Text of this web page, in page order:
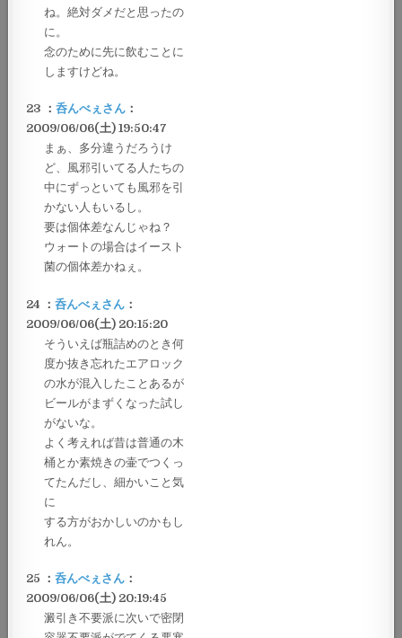
ね。絶対ダメだと思ったの
に。
念のために先に飲むことに
しますけどね。
23 ：呑んべぇさん ：
2009/06/06(土) 19:50:47
まぁ、多分違うだろうけ
ど、風邪引いてる人たちの
中にずっといても風邪を引
かない人もいるし。
要は個体差なんじゃね？
ウォートの場合はイースト
菌の個体差かねぇ。
24 ：呑んべぇさん ：
2009/06/06(土) 20:15:20
そういえば瓶詰めのとき何
度か抜き忘れたエアロック
の水が混入したことあるが
ビールがまずくなった試し
がないな。
よく考えれば昔は普通の木
桶とか素焼きの壷でつくっ
てたんだし、細かいこと気
に
する方がおかしいのかもし
れん。
25 ：呑んべぇさん ：
2009/06/06(土) 20:19:45
澱引き不要派に次いで密閉